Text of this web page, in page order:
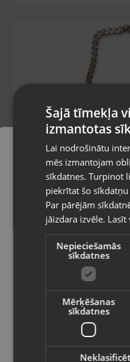
Zelta aproce
Rīga, A.Deglava iela 67
Stāvoklis Restaurēts
614.00€
€ /mēn.
Zelta aproce
Pasūtījumi
izvēlēto valsti
Vietnes saturs būs
valodā
Valsts
Latviešu /
Šajā tīmekļa
izmantotas
Lai nodrošinātu
mēs izmantojam
sīkdatnes. Turpinot
piekrītat šo
Par pārējām
jāizdara izvēle. Lasīt
Nepieciešamās
sīkdatnes
Mērķēšanas
sīkdatnes